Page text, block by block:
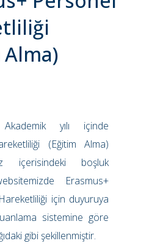
yılı içinde
(Eğitim Alma)
içerisindeki boşluk
Erasmus+
için duyuruya
sistemine göre
gibi şekillenmiştir.